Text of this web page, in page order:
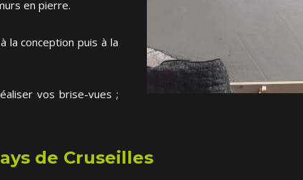
en pierre.
la conception puis à la
vos brise-vues ;
de Cruseilles